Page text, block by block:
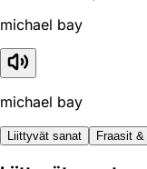
michael bay
michael bay
Liittyvät sanat Fraasit